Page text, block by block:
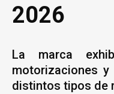
2026
La marca
motorizaciones
distintos tipos de